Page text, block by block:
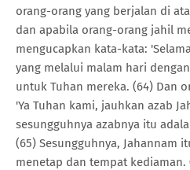
orang-orang yang berjalan di
dan apabila orang-orang jahil
mengucapkan kata-kata:
yang melalui malam hari
untuk Tuhan mereka. (64) Dan
'Ya Tuhan kami, jauhkan azab
sesungguhnya azabnya itu
(65) Sesungguhnya, Jahannam
menetap dan tempat kediaman.